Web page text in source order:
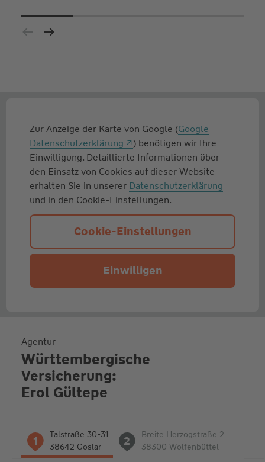
Zur Anzeige der Karte von Google (Google
Datenschutzerklärung
) benötigen wir Ihre
Einwilligung. Detaillierte Informationen über
den Einsatz von Cookies auf dieser Website
erhalten Sie in unserer Datenschutzerklärung
und in den Cookie-Einstellungen.
Cookie-Einstellungen
Einwilligen
Agentur
Württembergische
Versicherung:
Erol Gültepe
Adressen
1
Talstraße 30-31
38642 Goslar
2
Breite Herzogstraße 2
38300 Wolfenbüttel